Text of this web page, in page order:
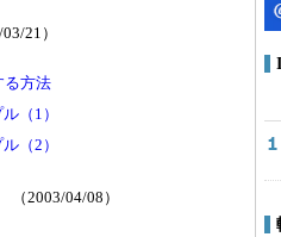
03/21）
る方法
（1）
（2）
（2003/04/08）